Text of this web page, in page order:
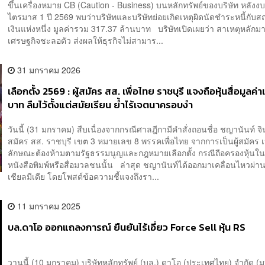
ขึ้นเครื่องหมาย CB (Caution - Business) บนหลักทรัพย์ของบริษัท หลังง
ไตรมาส 1 ปี 2569 พบว่าบริษัทและบริษัทย่อยเกิดเหตุผิดนัดชำระหนี้กับส
เงินแห่งหนึ่ง มูลค่ารวม 317.37 ล้านบาท บริษัทเปิดเผยว่า สาเหตุหลักม
เศรษฐกิจชะลอตัว ส่งผลให้ธุรกิจไม่สามาร...
31 มกราคม 2026
เลือกตั้ง 2569 : ผู้สมัคร สส. เพื่อไทย ราชบุรี แจงถือหุ้นสื่อมูลค่า
บาท ลืมไว้ตั้งแต่สมัยเรียน ย้ำไร้เจตนาครอบงำ
วันนี้ (31 มกราคม) สืบเนื่องจากกรณีศาลฎีกามีคำสั่งถอนชื่อ ชญานันท์ จิ
สมัคร สส. ราชบุรี เขต 3 หมายเลข 8 พรรคเพื่อไทย จากการเป็นผู้สมัคร
ลักษณะต้องห้ามตามรัฐธรรมนูญและกฎหมายเลือกตั้ง กรณีถือครองหุ้นใ
หนังสือพิมพ์หรือสื่อมวลชนนั้น ล่าสุด ชญานันท์ได้ออกมาเคลื่อนไหวผ่า
เชียลมีเดีย โดยโพสต์ข้อความชี้แจงถึงรา...
11 มกราคม 2025
บล.ดาโอ ออกแถลงการณ์ ยืนยันไร้เอี่ยว Force Sell หุ้น RS
วานนี้ (10 มกราคม) บริษัทหลักทรัพย์ (บล.) ดาโอ (ประเทศไทย) จำกัด (